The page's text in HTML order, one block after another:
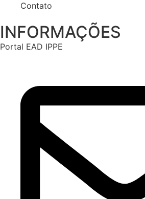
Contato
INFORMAÇÕES
Portal EAD IPPE